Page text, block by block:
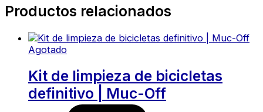
Productos relacionados
Agotado
Kit de limpieza de bicicletas
definitivo | Muc-Off